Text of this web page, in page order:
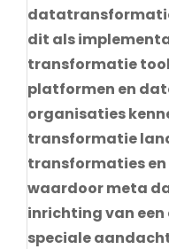
dit als
transformatie
platformen en
organisaties
transformatie
transformaties
waardoor meta
inrichting van
speciale